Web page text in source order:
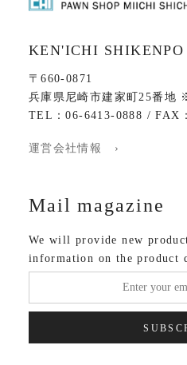
KEN'ICHI SHIKENPO
〒660-0871
兵庫県尼崎市建家町25番地
TEL：06-6413-0888 / FAX
運営会社情報 ›
Mail magazine
We will provide new
information on the product